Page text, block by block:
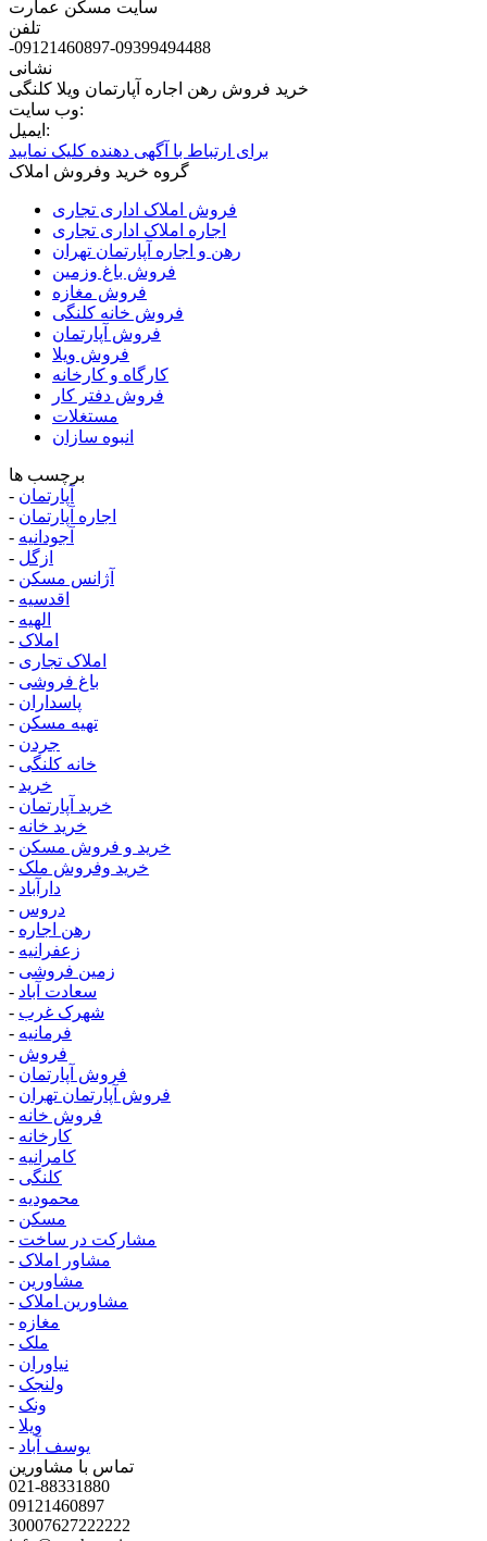
سایت مسکن عمارت
تلفن
-09121460897-09399494488
نشانی
خرید فروش رهن اجاره آپارتمان ویلا کلنگی
وب سایت:
ایمیل:
برای ارتباط با آگهی دهنده کلیک نمایید
گروه خرید وفروش املاک
فروش املاک اداری تجاری
اجاره املاک اداری تجاری
رهن و اجاره آپارتمان تهران
فروش باغ وزمین
فروش مغازه
فروش خانه کلنگی
فروش آپارتمان
فروش ویلا
کارگاه و کارخانه
فروش دفتر کار
مستغلات
انبوه سازان
برچسب ها
- آپارتمان
- اجاره آپارتمان
- آجودانیه
- ازگل
- آژانس مسکن
- اقدسیه
- الهیه
- املاک
- املاک تجاری
- باغ فروشی
- پاسداران
- تهیه مسکن
- جردن
- خانه کلنگی
- خرید
- خرید آپارتمان
- خرید خانه
- خرید و فروش مسکن
- خرید وفروش ملک
- دارآباد
- دروس
- رهن اجاره
- زعفرانیه
- زمین فروشی
- سعادت آباد
- شهرک غرب
- فرمانیه
- فروش
- فروش آپارتمان
- فروش آپارتمان تهران
- فروش خانه
- کارخانه
- کامرانیه
- کلنگی
- محمودیه
- مسکن
- مشارکت در ساخت
- مشاور املاک
- مشاورین
- مشاورین املاک
- مغازه
- ملک
- نیاوران
- ولنجک
- ونک
- ویلا
- یوسف آباد
تماس با مشاورین
021-88331880
09121460897
30007627222222